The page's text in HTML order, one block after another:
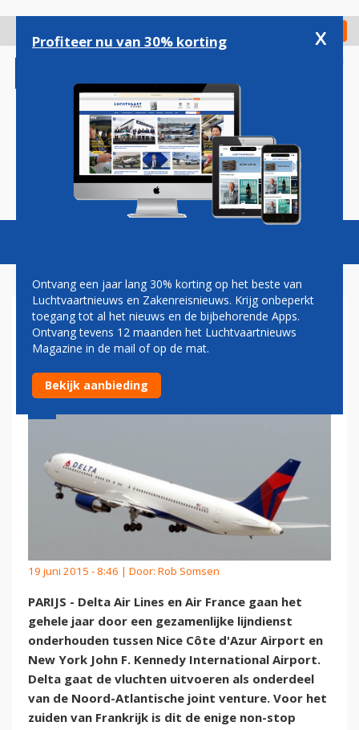
gaan
Check in
Magazine Podcasts Vacatures
DELTA HET HELE JAAR VAN
NICE NAAR NEW YORK JFK
19 juni 2015 - 8:46 | Door: Rob Somsen
PARIJS - Delta Air Lines en Air France gaan het
gehele jaar door een gezamenlijke lijndienst
onderhouden tussen Nice Côte d'Azur Airport en
New York John F. Kennedy International Airport.
Delta gaat de vluchten uitvoeren als onderdeel
van de Noord-Atlantische joint venture. Voor het
zuiden van Frankrijk is dit de enige non-stop
Profiteer nu van 30% korting x
Ontvang een jaar lang 30% korting op het beste van
Luchtvaartnieuws en Zakenreisnieuws. Krijg onbeperkt
toegang tot al het nieuws en de bijbehorende Apps.
Ontvang tevens 12 maanden het Luchtvaartnieuws
Magazine in de mail of op de mat.
Bekijk aanbieding